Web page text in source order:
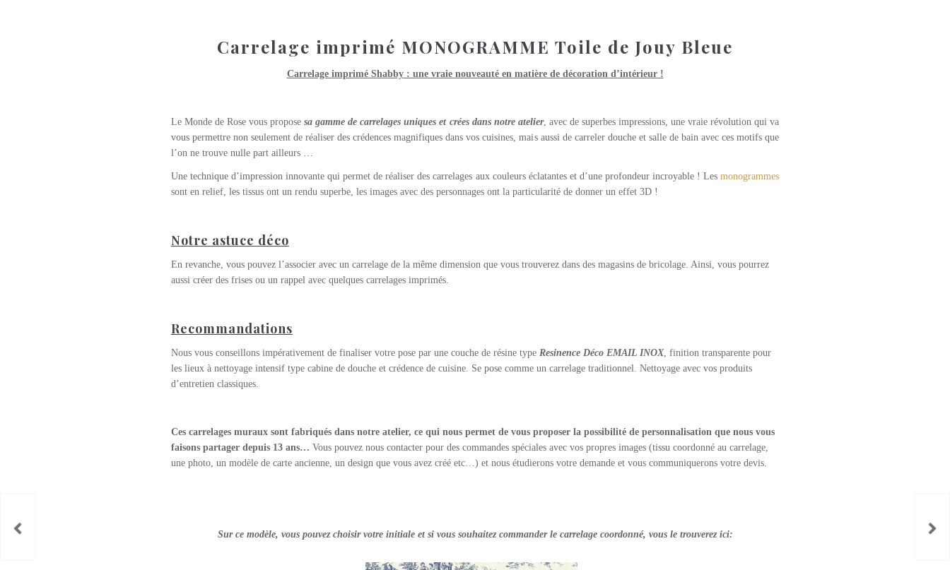
Carrelage imprimé MONOGRAMME Toile de Jouy Bleue
Carrelage imprimé Shabby : une vraie nouveauté en matière de décoration d’intérieur !
Le Monde de Rose vous proposesa gamme de carrelages uniques et crées dans notre atelier, avec de superbes impressions, une vraie révolution qui va
vous permettre non seulement de réaliser des crédences magnifiques dans vos cuisines, mais aussi de carreler douche et salle de bain avec ces motifs que
l’on ne trouve nulle part ailleurs …
Une technique d’impression innovante qui permet de réaliser des carrelages aux couleurs éclatantes et d’une profondeur incroyable ! Lesmonogrammes
sont en relief, les tissus ont un rendu superbe, les images avec des personnages ont la particularité de donner un effet 3D !
Notre astuce déco
En revanche, vous pouvez l’associer avec un carrelage de la même dimension que vous trouverez dans des magasins de bricolage. Ainsi, vous pourrez
aussi créer des frises ou un rappel avec quelques carrelages imprimés.
Recommandations
Nous vous conseillons impérativement de finaliser votre pose par une couche de résine type Resinence Déco EMAIL INOX, finition transparente pour
les lieux à nettoyage intensif type cabine de douche et crédence de cuisine. Se pose comme un carrelage traditionnel. Nettoyage avec vos produits
d’entretien classiques.
Ces carrelages muraux sont fabriqués dans notre atelier, ce qui nous permet de vous proposer la possibilité de personnalisation que nous vous
faisons partager depuis 13 ans… Vous pouvez nous contacter pour des commandes spéciales avec vos propres images (tissu coordonné au carrelage,
une photo, un modèle de carte ancienne, un design que vous avez créé etc…) et nous étudierons votre demande et vous communiquerons votre devis.
Sur ce modèle, vous pouvez choisir votre initiale et si vous souhaitez commander le carrelage coordonné, vous le trouverez ici: